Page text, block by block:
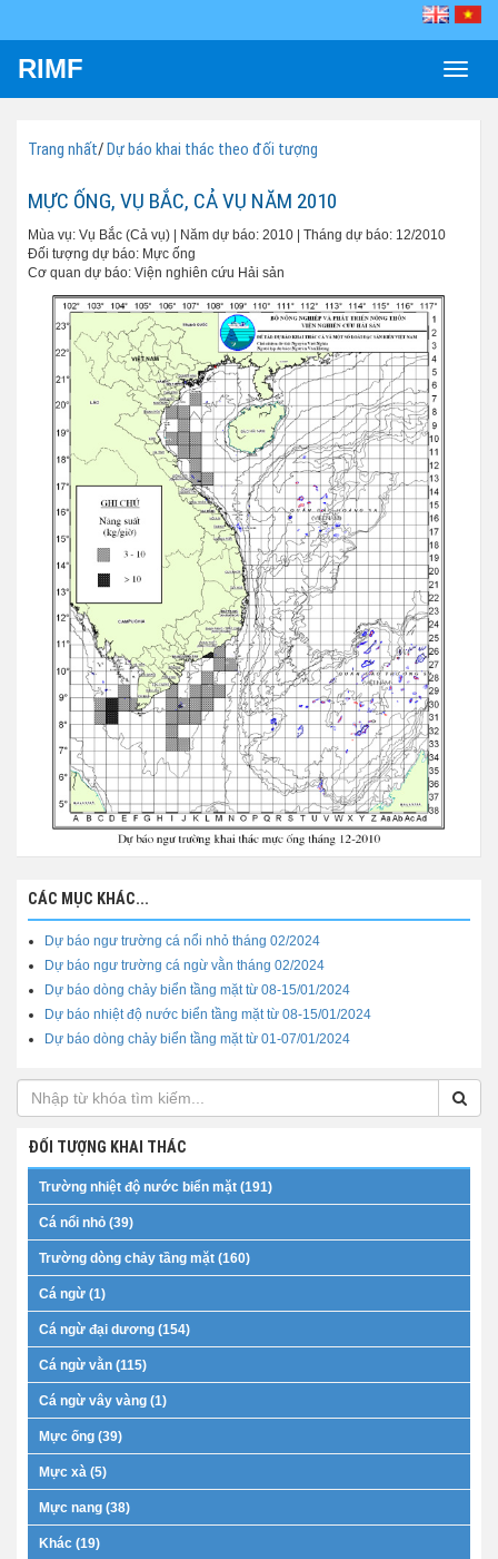
Toggle
RIMF
Trang nhất/Dự báo khai thác theo đối tượng
MỰC ỐNG, VỤ BẮC, CẢ VỤ NĂM 2010
Mùa vụ: Vụ Bắc (Cả vụ) | Năm dự báo: 2010 | Tháng dự báo: 12/2010
Đối tượng dự báo: Mực ống
Cơ quan dự báo: Viện nghiên cứu Hải sản
CÁC MỤC KHÁC...
Dự báo ngư trường cá nổi nhỏ tháng 02/2024
Dự báo ngư trường cá ngừ vằn tháng 02/2024
Dự báo dòng chảy biển tầng mặt từ 08-15/01/2024
Dự báo nhiệt độ nước biển tầng mặt từ 08-15/01/2024
Dự báo dòng chảy biển tầng mặt từ 01-07/01/2024
ĐỐI TƯỢNG KHAI THÁC
Trường nhiệt độ nước biển mặt (191)
Cá nổi nhỏ (39)
Trường dòng chảy tầng mặt (160)
Cá ngừ (1)
Cá ngừ đại dương (154)
Cá ngừ vằn (115)
Cá ngừ vây vàng (1)
Mực ống (39)
Mực xà (5)
Mực nang (38)
Khác (19)